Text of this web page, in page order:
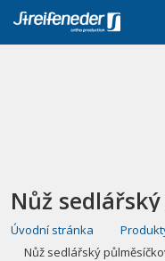
Nůž
Úvodní stránka
Nůž sedlářský